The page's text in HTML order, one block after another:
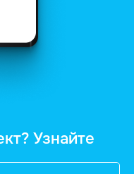
Узнайте